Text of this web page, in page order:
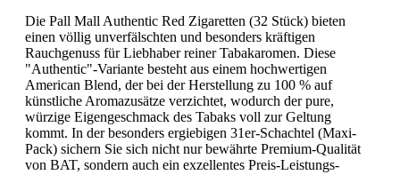
Die Pall Mall Authentic Red Zigaretten (32 Stück) bieten
einen völlig unverfälschten und besonders kräftigen
Rauchgenuss für Liebhaber reiner Tabakaromen. Diese
"Authentic"-Variante besteht aus einem hochwertigen
American Blend, der bei der Herstellung zu 100 % auf
künstliche Aromazusätze verzichtet, wodurch der pure,
würzige Eigengeschmack des Tabaks voll zur Geltung
kommt. In der besonders ergiebigen 31er-Schachtel (Maxi-
Pack) sichern Sie sich nicht nur bewährte Premium-Qualität
von BAT, sondern auch ein exzellentes Preis-Leistungs-